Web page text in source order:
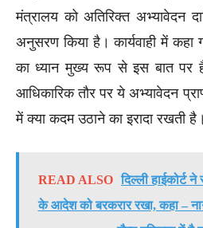
मंत्रालय को अतिरिक्त अभ्यावेदन
अनुसरण किया है। कार्यवाही में कहा
का ध्यान मुख्य रूप से इस बात पर
आधिकारिक तौर पर ये अभ्यावेदन
में क्या कदम उठाने का इरादा रखती है।
READ ALSO दिल्ली हाईकोर्ट
के आदेश को बरकरार रखा, कहा –